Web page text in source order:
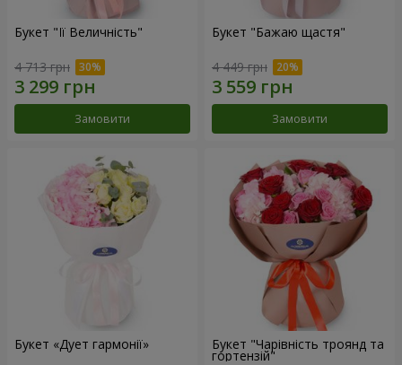
Букет "Її Величність"
4 713 грн
Замовити
Букет "Бажаю щастя"
4 449 грн
Замовити
Букет «Дует гармонії» Букет "Чарівність троянд та
гортензій"